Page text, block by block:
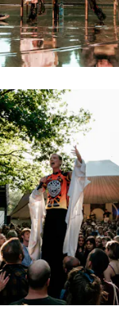
Program
Line-up